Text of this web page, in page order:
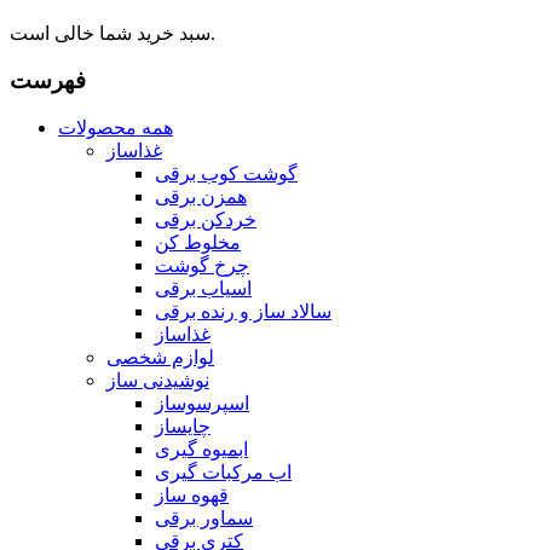
سبد خرید شما خالی است.
فهرست
همه محصولات
غذاساز
گوشت کوب برقی
همزن برقی
خردکن برقی
مخلوط کن
چرخ گوشت
اسیاب برقی
سالاد ساز و رنده برقی
غذاساز
لوازم شخصی
نوشیدنی ساز
اسپرسوساز
چایساز
ابمیوه گیری
اب مرکبات گیری
قهوه ساز
سماور برقی
کتری برقی